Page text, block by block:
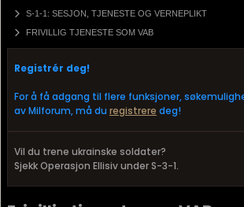
S-1-1: SESJON, TJENESTE OG VERNEPLIKT
FRIVILLIG TJENESTE SOM VAB
Registrér deg!
For å få adgang til flere funksjoner,
av Milforum, må du registrere deg!
Vil du trene ukrainske soldater?
Sjekk Operasjon Ellisiv under S-3-1.